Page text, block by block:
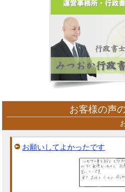
お客様の声
お願いしてよかったです